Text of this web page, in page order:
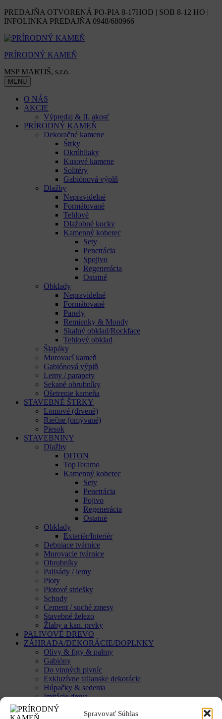
Spravovať Súhlas
Skip
to
PREDAJŇA OTVORENÁ PO-PIA 8-17HOD | SOB 8-12 HO |
INFOLINKA PREDAJŇA 0948/680966
PRÍRODNÝ KAMEŇ
MSP MARTIŠ, s.r.o.
MENU
O NÁS
AKCIE
Výpredaj & II. akosť
PRÍRODNÝ KAMEŇ
Dekoračné kamene
Štrky
Okrúhliaky
Kusové kamene
Solitéry
Gabiónová výplň
Dlažby
Nepravidelné
Formátované
Tehlové
Dlažobné kocky
Kamenný koberec
Sety
Penetrácia
Spojivo
Regenerácia
Ostatné
Obklady
Nepravidelné
Formátované
Panely
Remienky & Mondy
Skalný obklad/Rockface
Tehlový obklad
Šlapáky
Murovací kameň
Gabiónová výplň
Lemy / parapety
Sekané obrubníky
Ošetrenie kameňa
STAVEBNÉ ŠTRKY
Lomové (drvené)
Riečne (omývané)
Piesok
STAVEBNINY
Dlažby
DITON
TopTeramo
Kamenný koberec
Sety
Penetrácia
Pojivo
Regenerácia
Ostatné
Obklady
Exteriér/Interiér
Debniace tvárnice
Murovacie tvárnice
Obrubníky
Palisády / lemy
Ploty
Plotové striešky
Schody
Cement / suché zmesy
Stavebné železo
Žlaby a kan. prvky
PALIVOVÉ DREVO
ZÁHRADA/DEKORÁCIE/DOPLNKY
Olivy & figy & palmy
Gabióny
Do vinných pivníc
Exkluzívne talianske dekorácie
Húpačky & sedenia
Imitácie dreva
Mestký mobiliár
Krby & ohniská